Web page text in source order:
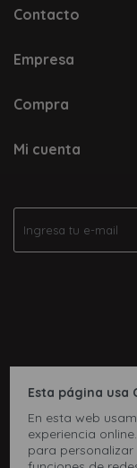
Esta página usa
En esta web
experiencia
para
Contacto
Empresa
Compra
Mi cuenta